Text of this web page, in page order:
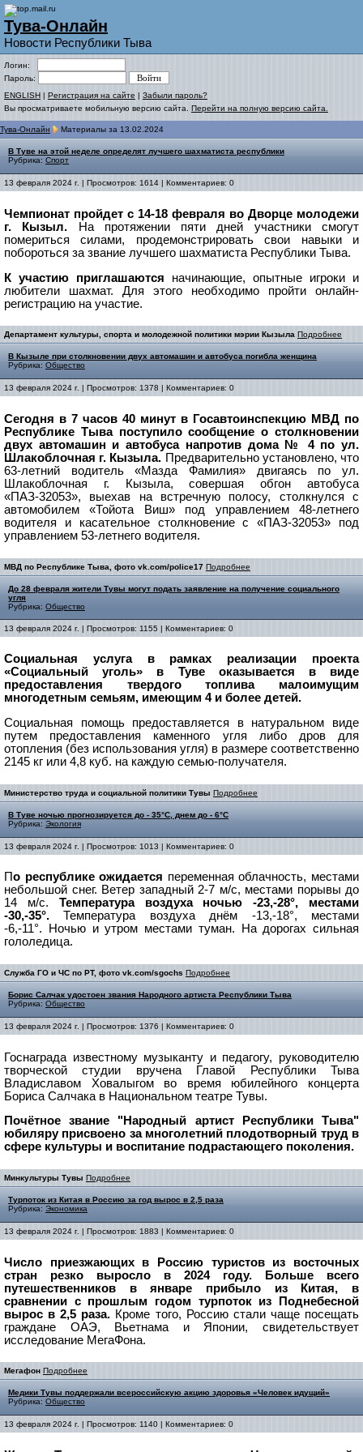
Тува-Онлайн
Новости Республики Тыва
Логин:
Пароль:
ENGLISH | Регистрация на сайте | Забыли пароль?
Вы просматриваете мобильную версию сайта. Перейти на полную версию сайта.
Тува-Онлайн Материалы за 13.02.2024
В Туве на этой неделе определят лучшего шахматиста республики
Рубрика: Спорт
13 февраля 2024 г. | Просмотров: 1614 | Комментариев: 0
Чемпионат пройдет с 14-18 февраля во Дворце молодежи
г. Кызыл.
На протяжении пяти дней участники смогут
помериться силами, продемонстрировать свои навыки и
побороться за звание лучшего шахматиста Республики Тыва.
К участию приглашаются начинающие, опытные игроки и
любители шахмат. Для этого необходимо пройти онлайн-
регистрацию на участие.
Департамент культуры, спорта и молодежной политики мэрии Кызыла Подробнее
В Кызыле при столкновении двух автомашин и автобуса погибла женщина
Рубрика: Общество
13 февраля 2024 г. | Просмотров: 1378 | Комментариев: 0
Сегодня в 7 часов 40 минут в Госавтоинспекцию МВД по
Республике Тыва поступило сообщение о столкновении
двух автомашин и автобуса напротив дома № 4 по ул.
Шлакоблочная г. Кызыла. Предварительно установлено, что
63-летний водитель «Мазда Фамилия» двигаясь по ул.
Шлакоблочная г. Кызыла, совершая обгон автобуса
«ПАЗ-32053», выехав на встречную полосу, столкнулся с
автомобилем «Тойота Виш» под управлением 48-летнего
водителя и касательное столкновение с «ПАЗ-32053» под
управлением 53-летнего водителя.
МВД по Республике Тыва, фото vk.com/police17 Подробнее
До 28 февраля жители Тувы могут подать заявление на получение социального
угля
Рубрика: Общество
13 февраля 2024 г. | Просмотров: 1155 | Комментариев: 0
Социальная услуга в рамках реализации проекта
«Социальный уголь» в Туве оказывается в виде
предоставления твердого топлива малоимущим
многодетным семьям, имеющим 4 и более детей.
Социальная помощь предоставляется в натуральном виде
путем предоставления каменного угля либо дров для
отопления (без использования угля) в размере соответственно
2145 кг или 4,8 куб. на каждую семью-получателя.
Министерство труда и социальной политики Тувы Подробнее
В Туве ночью прогнозируется до - 35°С, днем до - 6°С
Рубрика: Экология
13 февраля 2024 г. | Просмотров: 1013 | Комментариев: 0
По республике ожидается переменная облачность, местами
небольшой снег. Ветер западный 2-7 м/с, местами порывы до
14 м/с. Температура воздуха ночью -23,-28°, местами
-30,-35°.
Температура воздуха днём -13,-18°, местами
-6,-11°.
Ночью и утром местами туман.
На дорогах сильная
гололедица.
Служба ГО и ЧС по РТ, фото vk.com/sgochs Подробнее
Борис Салчак удостоен звания Народного артиста Республики Тыва
Рубрика: Общество
13 февраля 2024 г. | Просмотров: 1376 | Комментариев: 0
Госнаграда известному музыканту и педагогу, руководителю
творческой студии вручена Главой Республики Тыва
Владиславом Ховалыгом во время юбилейного концерта
Бориса Салчака в Национальном театре Тувы.
Почётное звание "Народный артист Республики Тыва"
юбиляру присвоено за многолетний плодотворный труд в
сфере культуры и воспитание подрастающего поколения.
Минкультуры Тувы Подробнее
Турпоток из Китая в Россию за год вырос в 2,5 раза
Рубрика: Экономика
13 февраля 2024 г. | Просмотров: 1883 | Комментариев: 0
Число приезжающих в Россию туристов из восточных
стран резко выросло в 2024 году. Больше всего
путешественников в январе прибыло из Китая, в
сравнении с прошлым годом турпоток из Поднебесной
вырос в 2,5 раза. Кроме того, Россию стали чаще посещать
граждане ОАЭ, Вьетнама и Японии, свидетельствует
исследование МегаФона.
Мегафон Подробнее
Медики Тувы поддержали всероссийскую акцию здоровья «Человек идущий»
Рубрика: Общество
13 февраля 2024 г. | Просмотров: 1140 | Комментариев: 0